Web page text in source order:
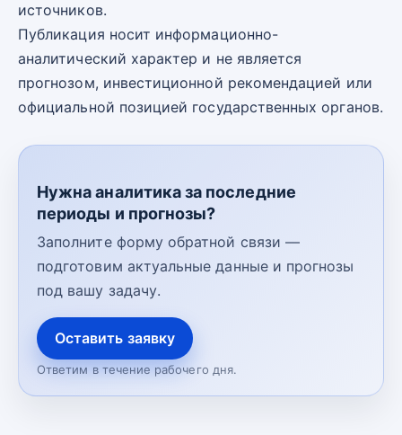
источников.
Публикация носит информационно-
аналитический характер и не является
прогнозом, инвестиционной рекомендацией или
официальной позицией государственных органов.
Нужна аналитика за последние
периоды и прогнозы?
Заполните форму обратной связи —
подготовим актуальные данные и прогнозы
под вашу задачу.
Оставить заявку
Ответим в течение рабочего дня.